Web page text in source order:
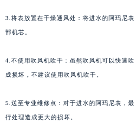
3.将表放置在干燥通风处：将进水的阿玛尼
部机芯。
4.不使用吹风机吹干：虽然吹风机可以快速
成损坏，不建议使用吹风机吹干。
5.送至专业维修点：对于进水的阿玛尼表，
行处理造成更大的损坏。